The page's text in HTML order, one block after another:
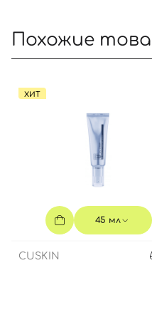
Похожие
ХИТ
45 мл
CUSKIN